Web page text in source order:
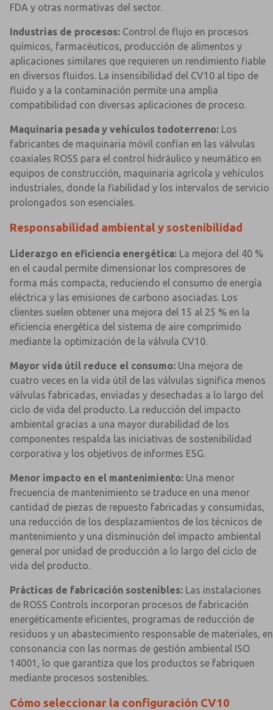
FDA y otras normativas del sector.
Industrias de procesos: Control de flujo en procesos
químicos, farmacéuticos, producción de alimentos y
aplicaciones similares que requieren un rendimiento fiable
en diversos fluidos. La insensibilidad del CV10 al tipo de
fluido y a la contaminación permite una amplia
compatibilidad con diversas aplicaciones de proceso.
Maquinaria pesada y vehículos todoterreno: Los
fabricantes de maquinaria móvil confían en las válvulas
coaxiales ROSS para el control hidráulico y neumático en
equipos de construcción, maquinaria agrícola y vehículos
industriales, donde la fiabilidad y los intervalos de servicio
prolongados son esenciales.
Responsabilidad ambiental y sostenibilidad
Liderazgo en eficiencia energética: La mejora del 40 %
en el caudal permite dimensionar los compresores de
forma más compacta, reduciendo el consumo de energía
eléctrica y las emisiones de carbono asociadas. Los
clientes suelen obtener una mejora del 15 al 25 % en la
eficiencia energética del sistema de aire comprimido
mediante la optimización de la válvula CV10.
Mayor vida útil reduce el consumo: Una mejora de
cuatro veces en la vida útil de las válvulas significa menos
válvulas fabricadas, enviadas y desechadas a lo largo del
ciclo de vida del producto. La reducción del impacto
ambiental gracias a una mayor durabilidad de los
componentes respalda las iniciativas de sostenibilidad
corporativa y los objetivos de informes ESG.
Menor impacto en el mantenimiento: Una menor
frecuencia de mantenimiento se traduce en una menor
cantidad de piezas de repuesto fabricadas y consumidas,
una reducción de los desplazamientos de los técnicos de
mantenimiento y una disminución del impacto ambiental
general por unidad de producción a lo largo del ciclo de
vida del producto.
Prácticas de fabricación sostenibles: Las instalaciones
de ROSS Controls incorporan procesos de fabricación
energéticamente eficientes, programas de reducción de
residuos y un abastecimiento responsable de materiales, en
consonancia con las normas de gestión ambiental ISO
14001, lo que garantiza que los productos se fabriquen
mediante procesos sostenibles.
Cómo seleccionar la configuración CV10